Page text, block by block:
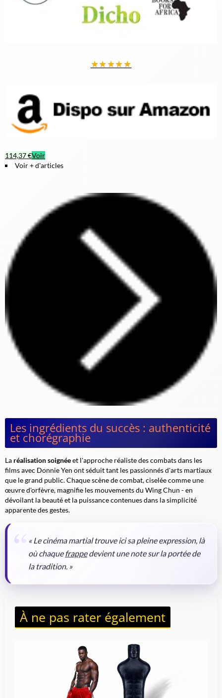
★★★★★
114,37 €Voir
Voir + d'articles
Les ingrédients du succès : authenticité
et chorégraphie
La réalisation soignéeet l'approche réaliste des combats dans les
films avec Donnie Yen ont séduit tant les passionnés d'arts martiaux
que le grand public. Chaque scène de combat, ciselée comme une
œuvre d'orfèvre, magnifie les mouvements du Wing Chun - en
dévoilant la beauté et la puissance contenues dans la simplicité
apparente des gestes.
« Le cinéma martial trouve ici sa pleine expression, là
où chaque frappedevient une note sur la portée de
la tradition. »
À ne pas rater également